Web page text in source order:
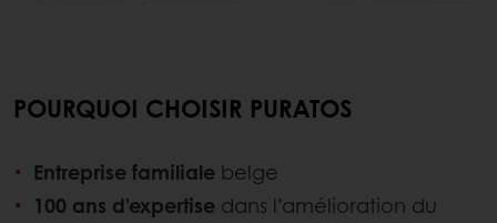
POURQUOI CHOISIR PURATOS
Entreprise familiale belge
100 ans d’expertise dans l’amélioration du